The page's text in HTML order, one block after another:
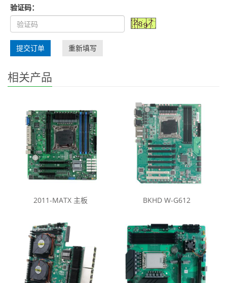
验证码：
提交订单 重新填写
相关产品
2011-MATX 主板 BKHD W-G612